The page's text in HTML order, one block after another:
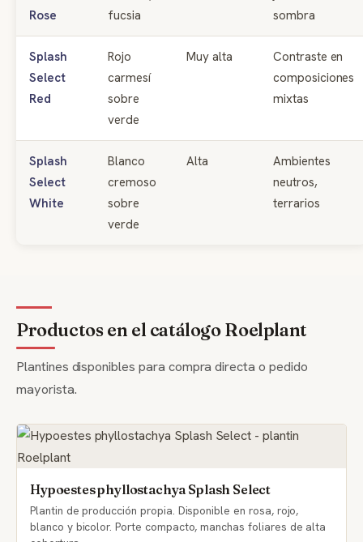
Rose
fucsia
sombra
Splash
Select
Red
Rojo
carmesí
sobre
verde
Muy alta
Contraste en
composiciones
mixtas
Splash
Select
White
Blanco
cremoso
sobre
verde
Alta
Ambientes
neutros,
terrarios
Productos en el catálogo Roelplant
Plantines disponibles para compra directa o pedido
mayorista.
Hypoestes phyllostachya Splash Select
Plantin de producción propia. Disponible en rosa, rojo,
blanco y bicolor. Porte compacto, manchas foliares de alta